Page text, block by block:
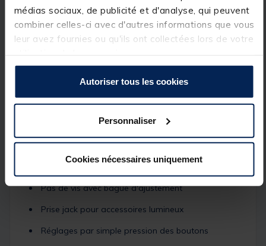
médias sociaux, de publicité et d'analyse, qui peuvent
combiner celles-ci avec d'autres informations que vous
leur avez fournies ou qu'ils ont collectées lors de votre
Autoriser tous les cookies
Personnaliser
Cookies nécessaires uniquement
6 tonalités différentes
Diodes haute visibilité
détection de la touche l'autre pour la temporisation
Alimentation par pile de 9V
Compartiment pile simple d'accès
Pas de vis avec bague d'ajustement
Prise jack pour accessoires lumineux
Réglages par simple pression des boutons